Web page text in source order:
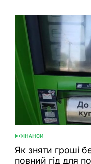
ОПУБЛІКУВАТИ
У
ФІНАНСИ
Як зняти гроші
повний гід для